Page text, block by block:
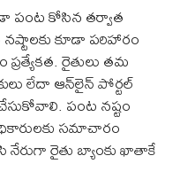
పంట కోసిన తర్వాత
కూడా పరిహారం
రైతులు తమ
లేదా ఆన్‌లైన్ పోర్టల్
పంట నష్టం
సమాచారం
నేరుగా రైతు బ్యాంకు ఖాతాకే